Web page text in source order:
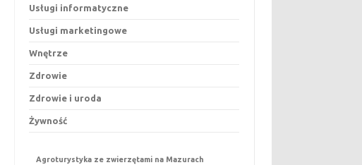
Usługi informatyczne
Usługi marketingowe
Wnętrze
Zdrowie
Zdrowie i uroda
Żywność
Agroturystyka ze zwierzętami na Mazurach